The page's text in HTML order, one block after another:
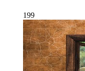
199